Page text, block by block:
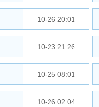
10-26 20:01
10-23 21:26
10-25 08:01
10-26 02:04